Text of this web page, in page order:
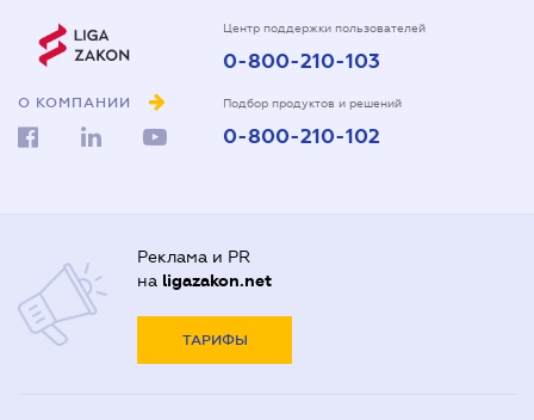
О КОМПАНИИ
Центр поддержки пользователей
0-800-210-103
Подбор продуктов и решений
0-800-210-102
Реклама и PR
на ligazakon.net
ТАРИФЫ